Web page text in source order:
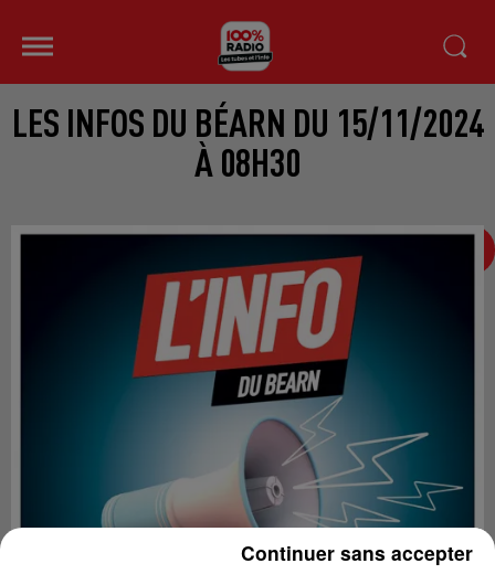
LES INFOS DU BÉARN DU 15/11/2024
À 08H30
Continuer sans accepter